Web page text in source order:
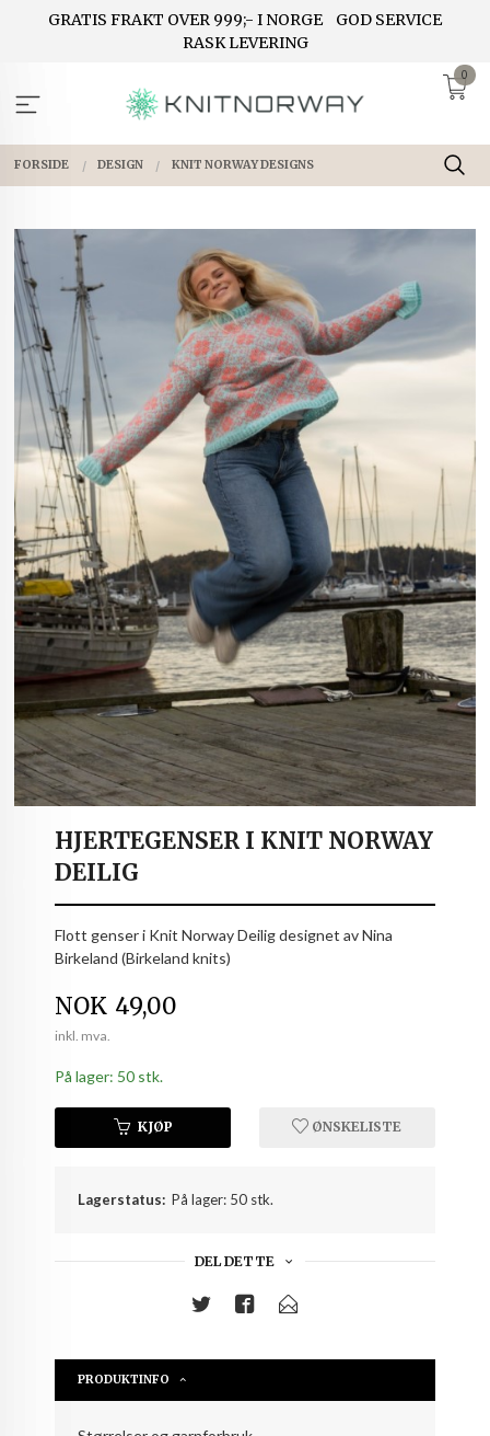
GRATIS FRAKT OVER 999;- I NORGE
GOD SERVICE
RASK LEVERING
0
FORSIDE DESIGN KNIT NORWAY DESIGNS
HJERTEGENSER I KNIT NORWAY
DEILIG
Flott genser i Knit Norway Deilig designet av Nina
Birkeland (Birkeland knits)
Pris
NOK 49,00
inkl. mva.
På lager: 50 stk.
KJØP ØNSKELISTE
Lagerstatus: På lager: 50 stk.
DEL DETTE
PRODUKTINFO